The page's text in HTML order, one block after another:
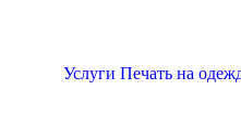
Услуги Печать на